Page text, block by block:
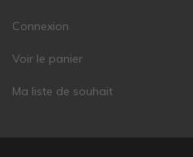
Connexion
Voir le panier
Ma liste de souhait